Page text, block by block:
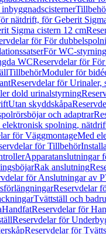
nätdrift, för Geberit
Sigma cistern 12 cm
för För
För WC-
WCReservdelar för
TillbehörModuler för
Reservdelar för Urinaler,
dold urinalstyrning
Utan skyddskåpa
och adaptrar
spolning,
för VäggmontageMed
för Tillbehör
Apparatanslutningar
Rak anslutning
för Anslutningar av
Reservdelar
Tvättställ och
HandfatReservdelar för
Reservdelar för
Reservdelar för